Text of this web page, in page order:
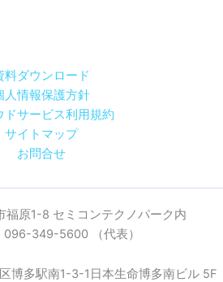
料ダウンロード
人情報保護方針
ドサービス利用規約
サイトマップ
お問合せ
福原1-8 セミコンテクノパーク内
096-349-5600 （代表）
博多駅南1-3-1日本生命博多南ビル 5F